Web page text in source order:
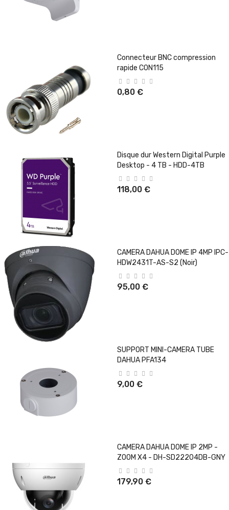
Connecteur BNC compression
rapide CON115
0,80 €
Disque dur Western Digital Purple
Desktop - 4 TB - HDD-4TB
118,00 €
CAMERA DAHUA DOME IP 4MP IPC-
HDW2431T-AS-S2 (Noir)
95,00 €
SUPPORT MINI-CAMERA TUBE
DAHUA PFA134
9,00 €
CAMERA DAHUA DOME IP 2MP -
ZOOM X4 - DH-SD22204DB-GNY
179,90 €